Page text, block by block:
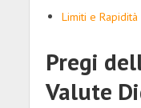
Limiti e
Pregi
Valute